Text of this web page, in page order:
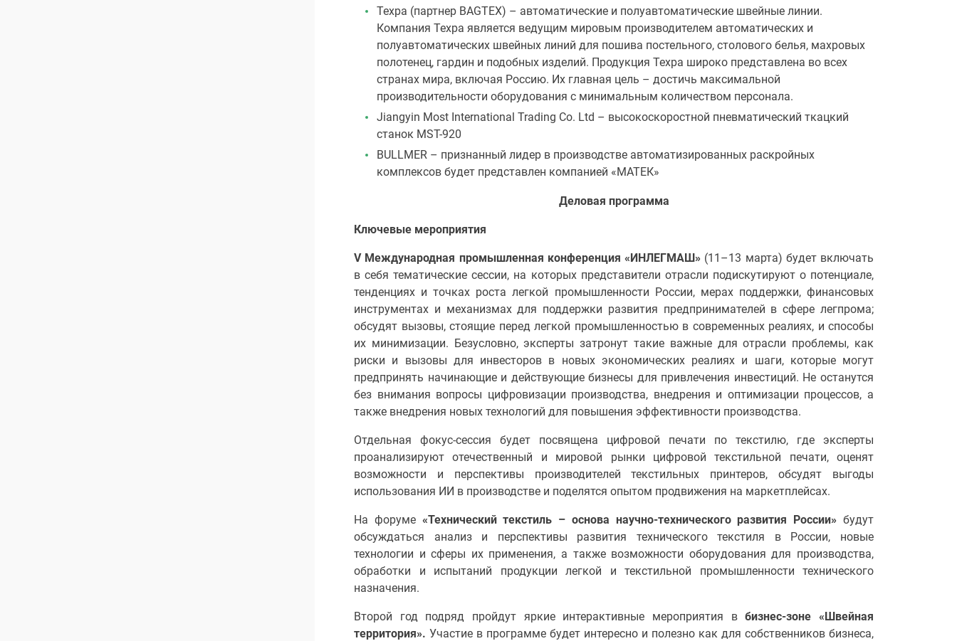
Texpa (партнер BAGTEX) – автоматические и полуавтоматические швейные линии.
Компания Texpa является ведущим мировым производителем автоматических и
полуавтоматических швейных линий для пошива постельного, столового белья, махровых
полотенец, гардин и подобных изделий. Продукция Texpa широко представлена во всех
странах мира, включая Россию. Их главная цель – достичь максимальной
производительности оборудования с минимальным количеством персонала.
Jiangyin Most International Trading Co. Ltd – высокоскоростной пневматический ткацкий
станок MST-920
BULLMER – признанный лидер в производстве автоматизированных раскройных
комплексов будет представлен компанией «МАТЕК»
Деловая программа
Ключевые мероприятия
V Международная промышленная конференция «ИНЛЕГМАШ» (11–13 марта) будет включать
в себя тематические сессии, на которых представители отрасли подискутируют о потенциале,
тенденциях и точках роста легкой промышленности России, мерах поддержки, финансовых
инструментах и механизмах для поддержки развития предпринимателей в сфере легпрома;
обсудят вызовы, стоящие перед легкой промышленностью в современных реалиях, и способы
их минимизации. Безусловно, эксперты затронут такие важные для отрасли проблемы, как
риски и вызовы для инвесторов в новых экономических реалиях и шаги, которые могут
предпринять начинающие и действующие бизнесы для привлечения инвестиций. Не останутся
без внимания вопросы цифровизации производства, внедрения и оптимизации процессов, а
также внедрения новых технологий для повышения эффективности производства.
Отдельная фокус-сессия будет посвящена цифровой печати по текстилю, где эксперты
проанализируют отечественный и мировой рынки цифровой текстильной печати, оценят
возможности и перспективы производителей текстильных принтеров, обсудят выгоды
использования ИИ в производстве и поделятся опытом продвижения на маркетплейсах.
На форуме «Технический текстиль – основа научно-технического развития России» будут
обсуждаться анализ и перспективы развития технического текстиля в России, новые
технологии и сферы их применения, а также возможности оборудования для производства,
обработки и испытаний продукции легкой и текстильной промышленности технического
назначения.
Второй год подряд пройдут яркие интерактивные мероприятия вбизнес-зоне «Швейная
территория». Участие в программе будет интересно и полезно как для собственников бизнеса,